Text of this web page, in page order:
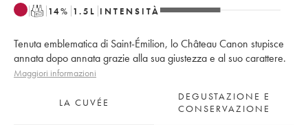
T 14% 1.5 L INTENSITÀ
Tenuta emblematica di Saint-Émilion, lo Château Canon stupisce
annata dopo annata grazie alla sua giustezza e al suo carattere.
Maggiori informazioni
LA CUVÉE
DEGUSTAZIONE E
CONSERVAZIONE